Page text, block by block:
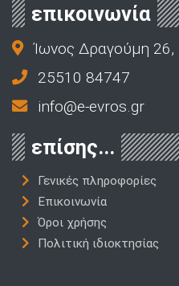
επικοινωνία
Ίωνος Δραγούμη
25510 84747
info@e-evros.gr
επίσης...
Γενικές πληροφορίες
Επικοινωνία
Όροι χρήσης
Πολιτική ιδιοκτησίας